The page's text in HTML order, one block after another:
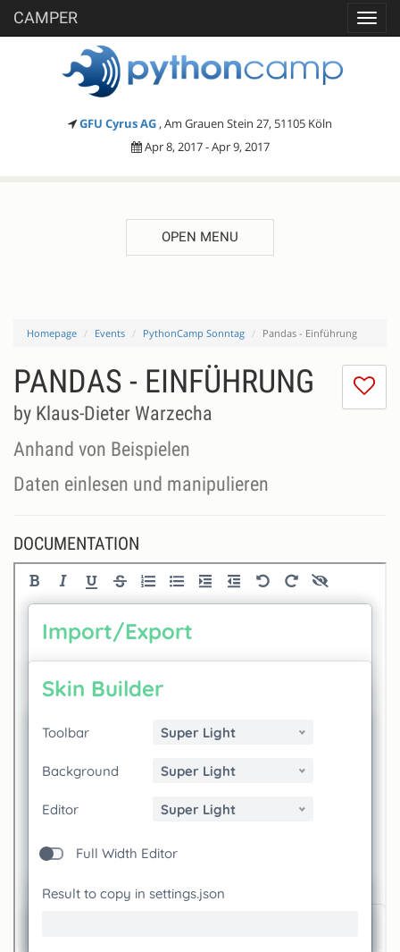
CAMPER
GFU Cyrus AG , Am Grauen Stein 27, 51105 Köln
Apr 8, 2017 - Apr 9, 2017
OPEN MENU
Homepage Events PythonCamp Sonntag Pandas - Einführung
I
PANDAS - EINFÜHRUNG
by Klaus-Dieter Warzecha
Anhand von Beispielen
Daten einlesen und manipulieren
DOCUMENTATION